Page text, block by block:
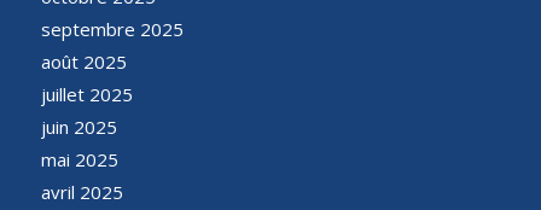
septembre 2025
août 2025
juillet 2025
juin 2025
mai 2025
avril 2025